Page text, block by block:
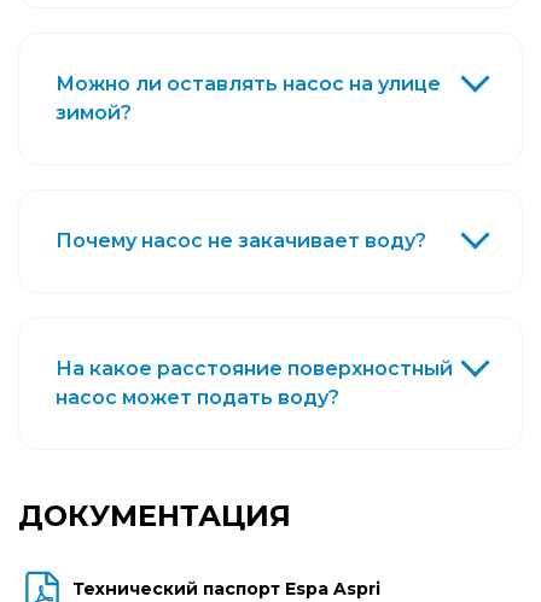
Можно ли оставлять насос на улице
зимой?
Почему насос не закачивает воду?
На какое расстояние поверхностный
насос может подать воду?
ДОКУМЕНТАЦИЯ
Технический паспорт Espa Aspri